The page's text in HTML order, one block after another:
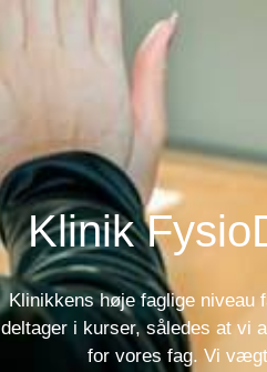
Klinik
Klinikkens høje faglige niveau
deltager i kurser, således at vi
for vores fag. Vi